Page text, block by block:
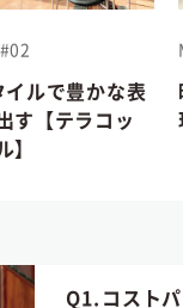
ルで豊かな表
す【テラコッ
Q1. コスト